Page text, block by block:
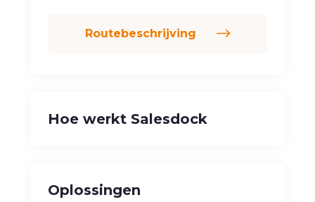
Routebeschrijving
Hoe werkt Salesdock
Oplossingen